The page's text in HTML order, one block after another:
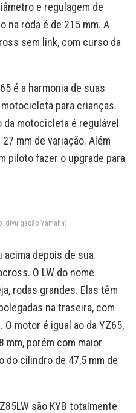
e regulagem de
na roda é de 215 mm. A
sem link, com curso da
é a harmonia de suas
para crianças.
motocicleta é regulável
mm de variação. Além
piloto fazer o upgrade para
divulgação Yamaha)
acima depois de sua
O LW do nome
rodas grandes. Elas têm
na traseira, com
motor é igual ao da YZ65,
mm, porém com maior
do cilindro de 47,5 mm de
são KYB totalmente